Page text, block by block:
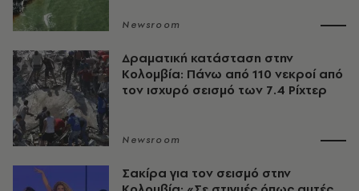
Newsroom
Δραματική κατάσταση στην
Κολομβία: Πάνω από 110 νεκροί από
τον ισχυρό σεισμό των 7.4 Ρίχτερ
Newsroom
Σακίρα για τον σεισμό στην